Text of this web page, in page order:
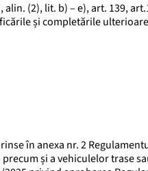
(2), lit. b) – e), art. 139,
și completările
în anexa nr. 2
și a vehiculelor trase